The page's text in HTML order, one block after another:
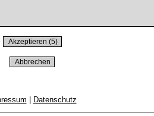
Datenschutz